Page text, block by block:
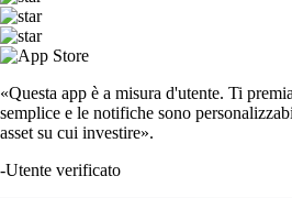
«Questa app è a misura d'utente. Ti
semplice e le notifiche sono
asset su cui investire».
-Utente verificato